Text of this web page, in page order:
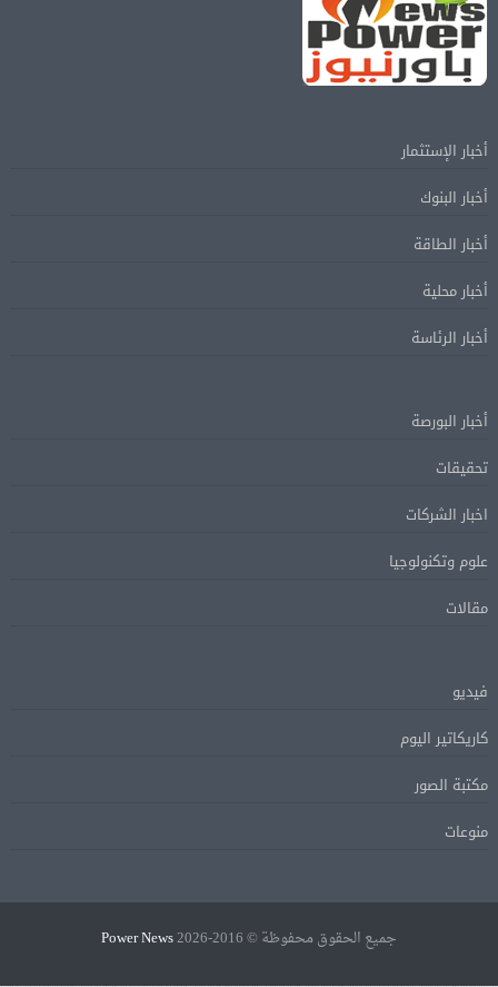
أخبار الإستثمار
أخبار البنوك
أخبار الطاقة
أخبار محلية
أخبار الرئاسة
أخبار البورصة
تحقيقات
اخبار الشركات
علوم وتكنولوجيا
مقالات
فيديو
كاريكاتير اليوم
مكتبة الصور
منوعات
جميع الحقوق محفوظة © 2016-2026 Power News